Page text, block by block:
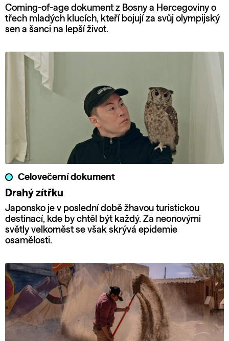
Coming-of-age dokument z Bosny a Hercegoviny o
třech mladých klucích, kteří bojují za svůj olympijský
sen a šanci na lepší život.
Celovečerní dokument
Drahý zítřku
Japonsko je v poslední době žhavou turistickou
destinací, kde by chtěl být každý. Za neonovými
světly velkoměst se však skrývá epidemie
osamělosti.